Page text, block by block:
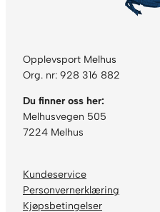
Opplevsport Melhus
Org. nr: 928 316 882
Du finner oss her:
Melhusvegen 505
7224 Melhus
Kundeservice
Personvernerklæring
Kjøpsbetingelser